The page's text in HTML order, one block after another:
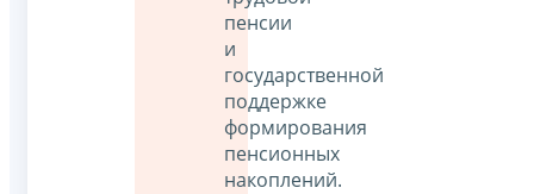
пенсии
и
государственной
поддержке
формирования
пенсионных
накоплений.